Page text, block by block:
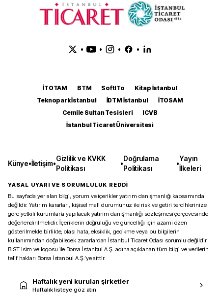
• • • •
İTOTAM BTM SoftITo
Kitap İstanbul
Teknopark İstanbul
İDTM İstanbul
İTOSAM
Cemile Sultan Tesisleri
ICVB
İstanbul Ticaret Üniversitesi
Künye•İletişim•
Gizlilik ve KVKK
Politikası
•
Doğrulama
Politikası
•
Yayın
İlkeleri
YASAL UYARI VE SORUMLULUK REDDİ
Bu sayfada yer alan bilgi, yorum ve içerikler yatırım danışmanlığı kapsamında
değildir. Yatırım kararları, kişisel mali durumunuz ile risk ve getiri tercihlerinize
göre yetkili kurumlarla yapılacak yatırım danışmanlığı sözleşmesi çerçevesinde
değerlendirilmelidir. İçeriklerin doğruluğu ve güncelliği için azami özen
gösterilmekle birlikte, olası hata, eksiklik, gecikme veya bu bilgilerin
kullanımından doğabilecek zararlardan İstanbul Ticaret Odası sorumlu değildir.
BIST isim ve logosu ile Borsa İstanbul A.Ş. adına açıklanan tüm bilgi ve verilerin
telif hakları Borsa İstanbul A.Ş.’ye aittir.
Haftalık yeni kurulan şirketler
Haftalık listeye göz atın